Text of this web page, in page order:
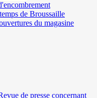
de Broussaille
du magasine
de presse concernant